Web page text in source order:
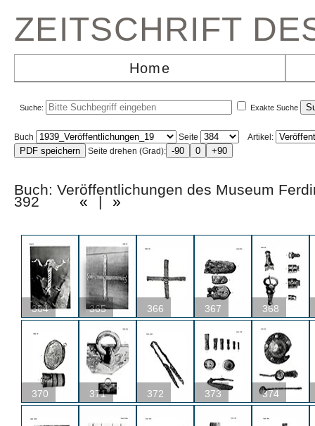
ZEITSCHRIFT
Home
Suche: Exakte Suche
Buch Seite
Artikel:
Seite drehen (Grad):
Buch: Veröffentlichungen des Museum
392 « | »
364 365 366 367 368
370 371 372 373 374